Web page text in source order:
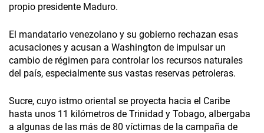
propio presidente Maduro.
El mandatario venezolano y su gobierno rechazan esas
acusaciones y acusan a Washington de impulsar un
cambio de régimen para controlar los recursos naturales
del país, especialmente sus vastas reservas petroleras.
Sucre, cuyo istmo oriental se proyecta hacia el Caribe
hasta unos 11 kilómetros de Trinidad y Tobago, albergaba
a algunas de las más de 80 víctimas de la campaña de